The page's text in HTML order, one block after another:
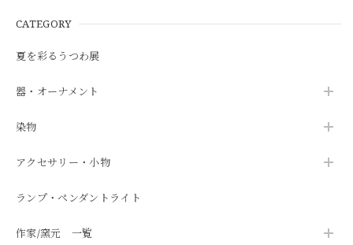
CATEGORY
夏を彩るうつわ展
器・オーナメント
染物
アクセサリー・小物
ランプ・ペンダントライト
作家/窯元 一覧